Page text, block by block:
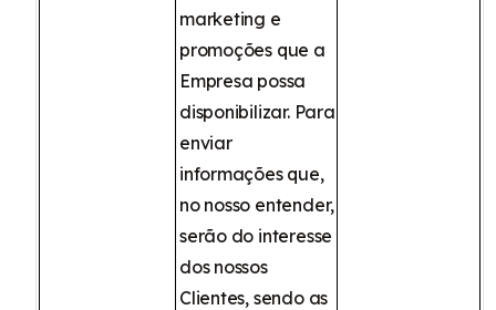
marketing e
promoções que a
Empresa possa
disponibilizar. Para
enviar
informações que,
no nosso entender,
serão do interesse
dos nossos
Clientes, sendo as